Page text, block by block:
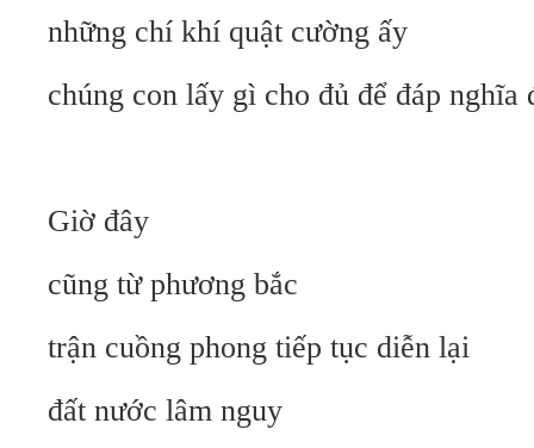
những chí khí quật cường ấy
chúng con lấy gì cho đủ để đáp nghĩa
Giờ đây
cũng từ phương bắc
trận cuồng phong tiếp tục diễn lại
đất nước lâm nguy